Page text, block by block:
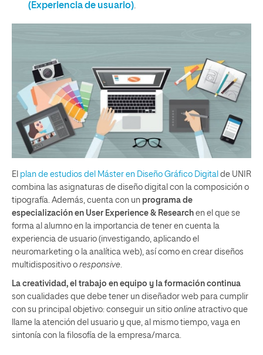
(Experiencia de usuario).
El plan de estudios del Máster en Diseño Gráfico Digital de UNIR
combina las asignaturas de diseño digital con la composición o
tipografía. Además, cuenta con un programa de
especialización en User Experience & Research en el que se
forma al alumno en la importancia de tener en cuenta la
experiencia de usuario (investigando, aplicando el
neuromarketing o la analítica web), así como en crear diseños
multidispositivo o responsive.
La creatividad, el trabajo en equipo y la formación continua
son cualidades que debe tener un diseñador web para cumplir
con su principal objetivo: conseguir un sitio online atractivo que
llame la atención del usuario y que, al mismo tiempo, vaya en
sintonía con la filosofía de la empresa/marca.